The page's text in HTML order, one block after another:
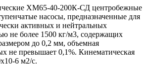
ХМ65-40-200К-СД центробежные
насосы, предназначенные для
активных и нейтральных
не более 1500 кг/м3, содержащих
до 0,2 мм, объемная
не превышает 0,1%. Кинематическая
6 м2/с.